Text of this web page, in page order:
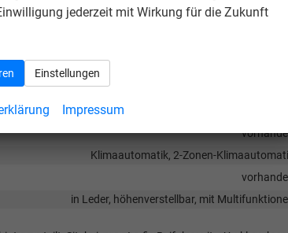
Klimaautomatik, 2-Zonen-
in Leder, höhenverstellbar, mit
jederzeit mit Wirkung für die Zukunft
Einstellungen
Impressum